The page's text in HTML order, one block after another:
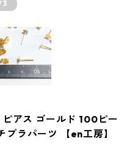
3
アス ゴールド 100ピー
プラパーツ 【en工房】